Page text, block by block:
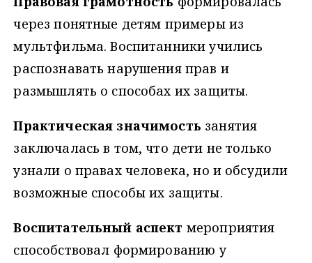
через понятные детям примеры из
мультфильма. Воспитанники учились
распознавать нарушения прав и
размышлять о способах их защиты.
Практическая значимость занятия
заключалась в том, что дети не только
узнали о правах человека, но и обсудили
возможные способы их защиты.
Воспитательный аспект мероприятия
способствовал формированию у